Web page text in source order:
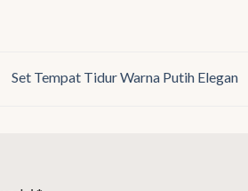
Set Tempat Tidur Warna Putih Elegan